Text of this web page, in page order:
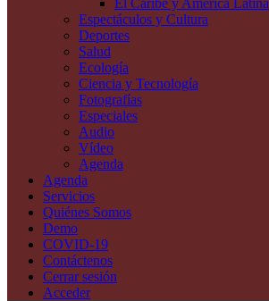
Espectáculos y Cultura
Deportes
Salud
Ecología
Ciencia y Tecnología
Fotografías
Especiales
Audio
Vídeo
Agenda
Agenda
Servicios
Quiénes Somos
Demo
COVID-19
Contáctenos
Cerrar sesión
Acceder